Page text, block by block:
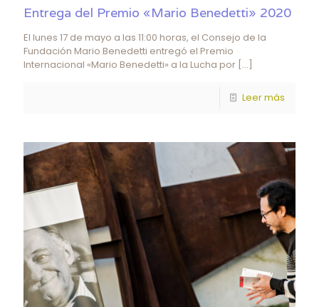
Entrega del Premio «Mario Benedetti» 2020
El lunes 17 de mayo a las 11:00 horas, el Consejo de la
Fundación Mario Benedetti entregó el Premio
Internacional «Mario Benedetti» a la Lucha por […]
Leer más